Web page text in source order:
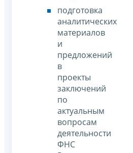
подготовка
аналитических
материалов
и
предложений
в
проекты
заключений
по
актуальным
вопросам
деятельности
ФНС